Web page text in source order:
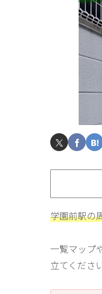
学園前駅の
一覧マップ
立てください